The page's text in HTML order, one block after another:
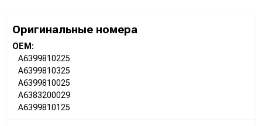
Оригинальные номера
OEM:
A6399810225
A6399810325
A6399810025
A6383200029
A6399810125